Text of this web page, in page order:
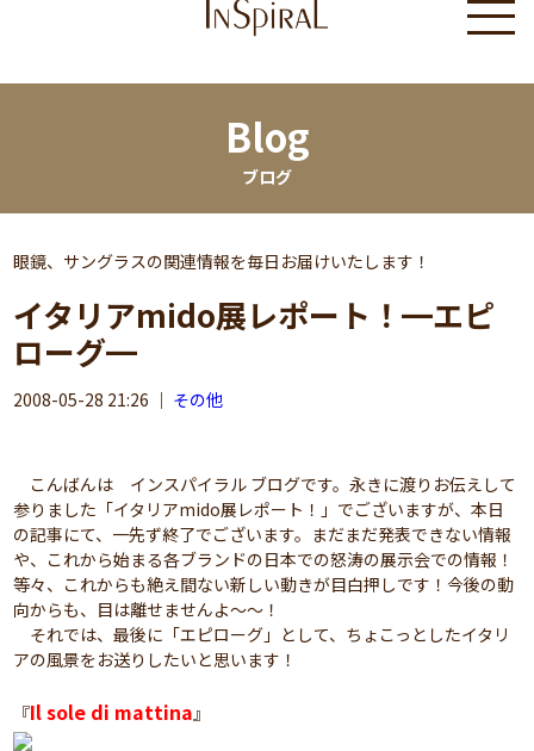
Blog
ブログ
眼鏡、サングラスの関連情報を毎日お届けいたします！
イタリアmido展レポート！━エピ
ローグ━
2008-05-28 21:26 ｜ その他
こんばんは インスパイラル ブログです。永きに渡りお伝えして
参りました「イタリアmido展レポート！」でございますが、本日
の記事にて、一先ず終了でございます。まだまだ発表できない情報
や、これから始まる各ブランドの日本での怒涛の展示会での情報！
等々、これからも絶え間ない新しい動きが目白押しです！今後の動
向からも、目は離せませんよ～～！
それでは、最後に「エピローグ」として、ちょこっとしたイタリ
アの風景をお送りしたいと思います！
『Il sole di mattina』